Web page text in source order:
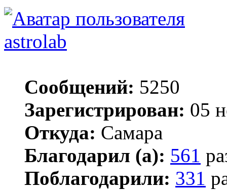
astrolab
Сообщений: 5250
Зарегистрирован: 05
Откуда: Самара
Благодарил (а): 561
Поблагодарили: 331